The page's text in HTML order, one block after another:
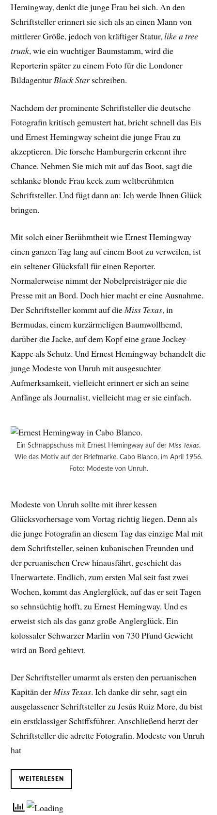
Hemingway, denkt die junge Frau bei sich. An den
Schriftsteller erinnert sie sich als an einen Mann von
mittlerer Größe, jedoch von kräftiger Statur,like a tree
trunk, wie ein wuchtiger Baumstamm, wird die
Reporterin später zu einem Foto für die Londoner
BildagenturBlack Starschreiben.
Nachdem der prominente Schriftsteller die deutsche
Fotografin kritisch gemustert hat, bricht schnell das Eis
und Ernest Hemingway scheint die junge Frau zu
akzeptieren. Die forsche Hamburgerin erkennt ihre
Chance. Nehmen Sie mich mit auf das Boot, sagt die
schlanke blonde Frau keck zum weltberühmten
Schriftsteller. Und fügt dann an: Ich werde Ihnen Glück
bringen.
Mit solch einer Berühmtheit wie Ernest Hemingway
einen ganzen Tag lang auf einem Boot zu verweilen, ist
ein seltener Glücksfall für einen Reporter.
Normalerweise nimmt der Nobelpreisträger nie die
Presse mit an Bord. Doch hier macht er eine Ausnahme.
Der Schriftsteller kommt auf dieMiss Texas, in
Bermudas, einem kurzärmeligen Baumwollhemd,
darüber die Jacke, auf dem Kopf eine graue Jockey-
Kappe als Schutz. Und Ernest Hemingway behandelt die
junge Modeste von Unruh mit ausgesuchter
Aufmerksamkeit, vielleicht erinnert er sich an seine
Anfänge als Journalist, vielleicht mag er sie einfach.
Ein Schnappschuss mit Ernest Hemingway auf der Miss Texas.
Wie das Motiv auf der Briefmarke. Cabo Blanco, im April 1956.
Foto: Modeste von Unruh.
Modeste von Unruh sollte mit ihrer kessen
Glücksvorhersage vom Vortag richtig liegen. Denn als
die junge Fotografin an diesem Tag das einzige Mal mit
dem Schriftsteller, seinen kubanischen Freunden und
der peruanischen Crew hinausfährt, geschieht das
Unerwartete. Endlich, zum ersten Mal seit fast zwei
Wochen, kommt das Anglerglück, auf das er seit Tagen
so sehnsüchtig hofft, zu Ernest Hemingway. Und es
erweist sich als das ganz große Anglerglück. Ein
kolossaler Schwarzer Marlin von 730 Pfund Gewicht
wird an Bord gehievt.
Der Schriftsteller umarmt als ersten den peruanischen
Kapitän derMiss Texas. Ich danke dir sehr, sagt ein
ausgelassener Schriftsteller zu Jesús Ruiz More, du bist
ein erstklassiger Schiffsführer. Anschließend herzt der
Schriftsteller die adrette Fotografin. Modeste von Unruh
hat
WEITERLESEN